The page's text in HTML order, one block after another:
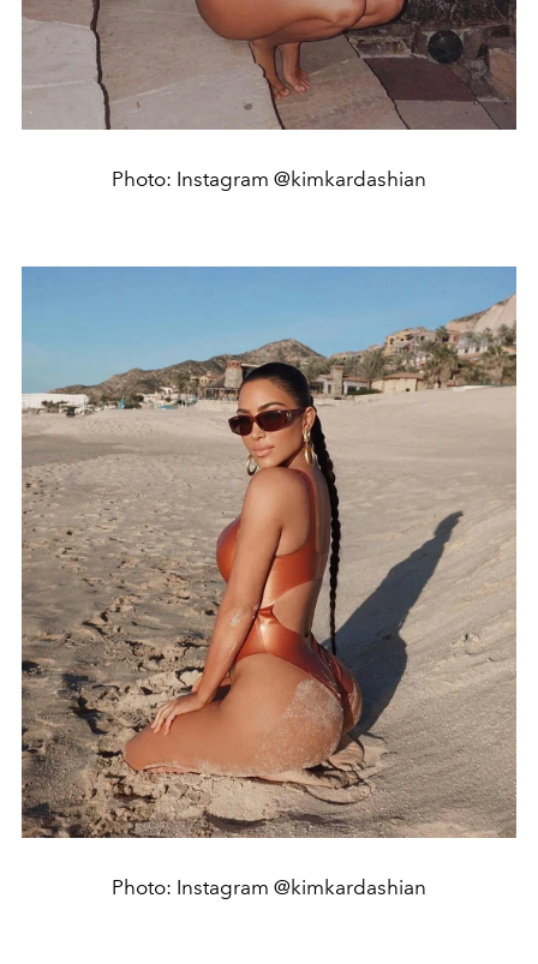
Photo: Instagram @kimkardashian
Photo: Instagram @kimkardashian